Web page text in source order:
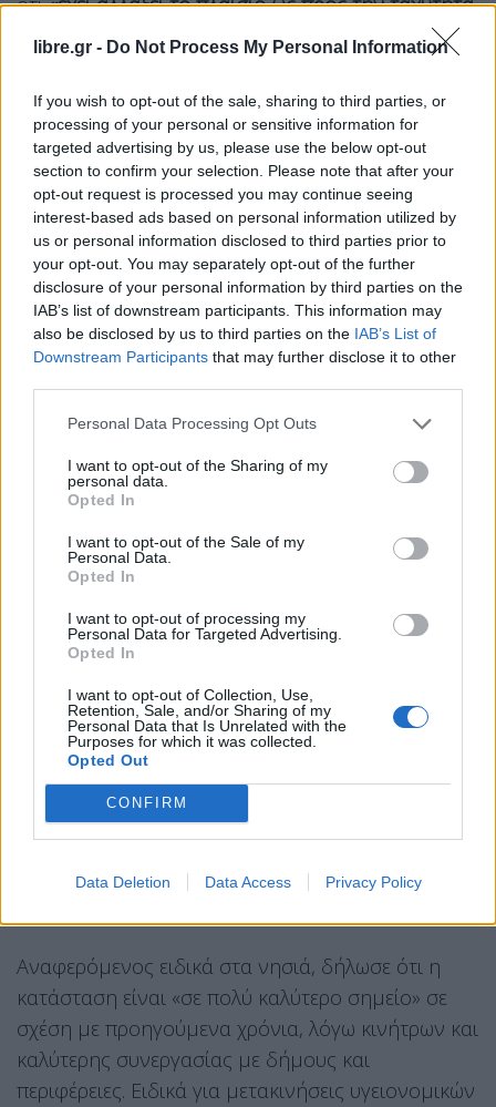
libre.gr - Do Not Process My Personal Information
If you wish to opt-out of the sale, sharing to third parties, or
processing of your personal or sensitive information for
targeted advertising by us, please use the below opt-out
section to confirm your selection. Please note that after your
opt-out request is processed you may continue seeing
interest-based ads based on personal information utilized by
us or personal information disclosed to third parties prior to
your opt-out. You may separately opt-out of the further
disclosure of your personal information by third parties on the
IAB’s list of downstream participants. This information may
also be disclosed by us to third parties on the IAB’s List of
Downstream Participants that may further disclose it to other
Personal Data Processing Opt Outs
I want to opt-out of the Sharing of my
personal data.
Opted In
I want to opt-out of the Sale of my
Personal Data.
Opted In
I want to opt-out of processing my
Personal Data for Targeted Advertising.
Opted In
I want to opt-out of Collection, Use,
Retention, Sale, and/or Sharing of my
Personal Data that Is Unrelated with the
Purposes for which it was collected.
Opted Out
CONFIRM
Data Deletion Data Access Privacy Policy
ολοκλήρωσης των διορισμών, χωρίς αλλαγή του
υπάρχει αποδοχή από τον πρώτο επιλαχόντα/
πρώτη επιλογή, δίνεται δυνατότητα άμεσης
μετάβασης στον αναπληρωματικό, ενώ σε
ορισμένες περιπτώσεις μπορούν να αξιοποιούνται
αποτελέσματα προηγούμενων προκηρύξεων για
ίδιες θέσεις. Με αυτόν τον τρόπο, η διαδικασία
μπορεί να ολοκληρωθεί και να διοριστεί κάποιος
μέσα στους επόμενους μήνες αντί για χρόνια που
απαιτούνταν παλαιότερα».
προβλέπονται 5.000 μόνιμες προσλήψεις που θα
σταλούν στον ΑΣΕΠ για προκήρυξη, ενώ
παράλληλα θα υπάρξουν 3.000 προσλήψεις
καθαρό όφελος ως προς το νέο προσωπικό που
μπαίνει στο σύστημα αποτυπώνεται κυρίως στις
3.000 θέσεις επικουρικών.
Ο κ. Θεμιστοκλέους, σε ερώτηση για το αν οι
προσλήψεις υπερκαλύπτουν τις αποχωρήσεις,
ανέφερε ότι το προσωπικό του ΕΣΥ σήμερα είναι
το περισσότερο που είχαμε ποτέ, με βάση τα
επίσημα στοιχεία. Συμπλήρωσε ότι «σε σύγκριση
με την προηγούμενη πενταετία, υπάρχουν
περίπου 10% περισσότεροι γιατροί και 10%
περισσότερο νοσηλευτικό προσωπικό», με
Αναφερόμενος ειδικά στα νησιά, δήλωσε ότι η
κατάσταση είναι «σε πολύ καλύτερο σημείο» σε
σχέση με προηγούμενα χρόνια, λόγω κινήτρων και
καλύτερης συνεργασίας με δήμους και
περιφέρειες. Ειδικά για μετακινήσεις υγειονομικών